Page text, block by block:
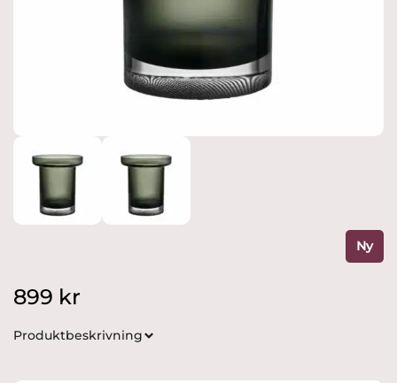
Ny
899 kr
Produktbeskrivning